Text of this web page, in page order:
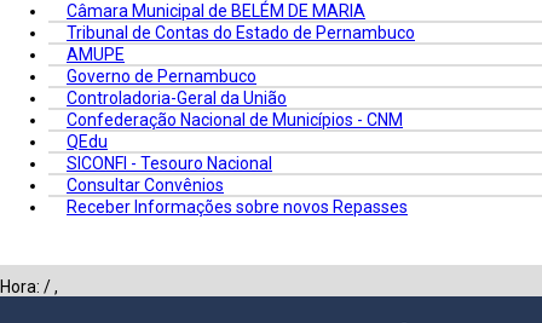
Câmara Municipal de BELÉM DE MARIA
Tribunal de Contas do Estado de Pernambuco
AMUPE
Governo de Pernambuco
Controladoria-Geral da União
Confederação Nacional de Municípios - CNM
QEdu
SICONFI - Tesouro Nacional
Consultar Convênios
Receber Informações sobre novos Repasses
Hora: /,